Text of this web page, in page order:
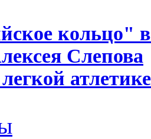
кольцо"
Слепова